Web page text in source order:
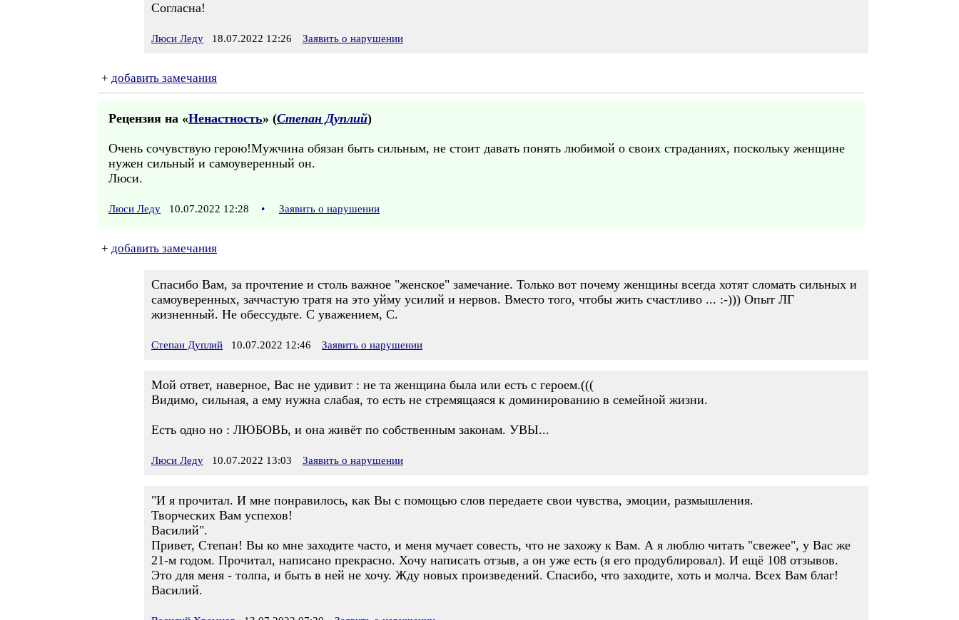
Согласна!
Люси Леду 18.07.2022 12:26 Заявить о нарушении
+ добавить замечания
Рецензия на «Ненастность» (Степан Дуплий)
Очень сочувствую герою!Мужчина обязан быть сильным, не стоит давать понять любимой о своих страданиях, поскольку женщине
нужен сильный и самоуверенный он.
Люси.
Люси Леду 10.07.2022 12:28 • Заявить о нарушении
+ добавить замечания
Спасибо Вам, за прочтение и столь важное "женское" замечание. Только вот почему женщины всегда хотят сломать сильных и
самоуверенных, заччастую тратя на это уйму усилий и нервов. Вместо того, чтобы жить счастливо ... :-))) Опыт ЛГ
жизненный. Не обессудьте. С уважением, С.
Степан Дуплий 10.07.2022 12:46 Заявить о нарушении
Мой ответ, наверное, Вас не удивит : не та женщина была или есть с героем.(((
Видимо, сильная, а ему нужна слабая, то есть не стремящаяся к доминированию в семейной жизни.
Есть одно но : ЛЮБОВЬ, и она живёт по собственным законам. УВЫ...
Люси Леду 10.07.2022 13:03 Заявить о нарушении
"И я прочитал. И мне понравилось, как Вы с помощью слов передаете свои чувства, эмоции, размышления.
Творческих Вам успехов!
Василий".
Привет, Степан! Вы ко мне заходите часто, и меня мучает совесть, что не захожу к Вам. А я люблю читать "свежее", у Вас же
21-м годом. Прочитал, написано прекрасно. Хочу написать отзыв, а он уже есть (я его продублировал). И ещё 108 отзывов.
Это для меня - толпа, и быть в ней не хочу. Жду новых произведений. Спасибо, что заходите, хоть и молча. Всех Вам благ!
Василий.